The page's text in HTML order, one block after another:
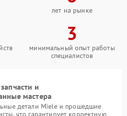
лет на рынке
3
минимальный опыт работы
специалистов
и
мастера
детали Miele и прошедшие
что гарантирует корректную